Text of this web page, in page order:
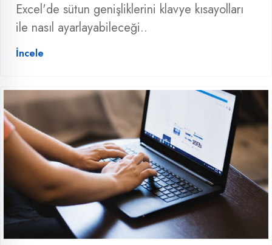
Excel'de sütun genişliklerini klavye kısayolları
ile nasıl ayarlayabileceği..
İncele